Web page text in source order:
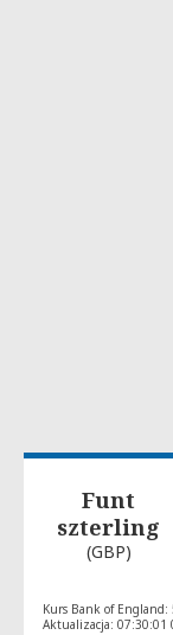
Funt
szterling
(GBP)
Kurs Bank of England:
Aktualizacja: 07:30:01